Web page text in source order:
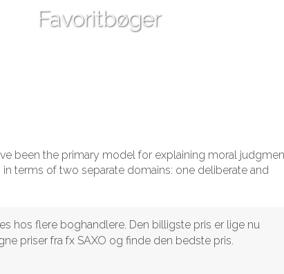
Favoritbøger
been the primary model for explaining moral
terms of two separate domains: one deliberate and
hos flere boghandlere. Den billigste pris er lige nu
priser fra fx SAXO og finde den bedste pris.